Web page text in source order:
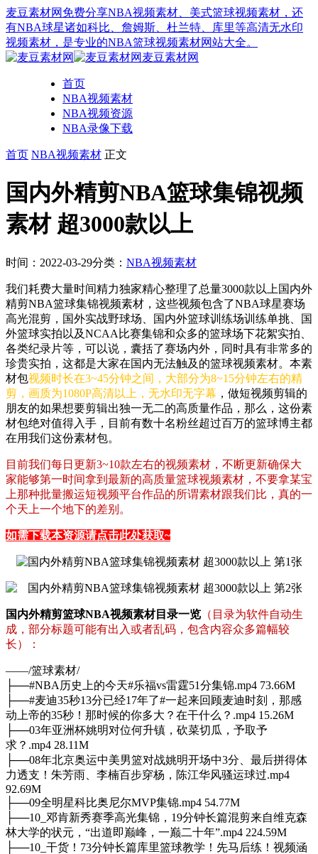
麦豆素材网免费分享NBA视频素材、美式篮球视频素材，还
有NBA球星诸如科比、詹姆斯、杜兰特、库里等高清无水印
视频素材，是专业的NBA篮球视频素材网站大全。
麦豆素材网
首页
NBA视频素材
NBA视频资源
NBA录像下载
首页 NBA视频素材 正文
国内外精剪NBA篮球集锦视频
素材 超3000款以上
时间：2022-03-29分类： NBA视频素材
我们耗费大量时间精力独家精心整理了总量3000款以上国内外
精剪NBA篮球集锦视频素材，这些视频包含了NBA球星赛场
高光混剪，国外实战野球场、国内外篮球训练场训练单挑、国
外篮球实拍以及NCAA比赛集锦和众多的篮球场下花絮实拍、
各类纪录片等，可以说，囊括了赛场内外，同时具有非常多的
珍贵实拍，这都是大家在国内无法触及的篮球视频素材。本素
材包视频时长在3~45分钟之间，大部分为8~15分钟左右的精
剪，画质为1080P高清以上，无水印无字幕 ，做短视频剪辑的
朋友的如果想要剪辑出独一无二的高质量作品，那么，这份素
材包绝对值得入手，目前有数十名粉丝超过百万的篮球博主都
在用我们这份素材包。
目前我们每日更新3~10款左右的视频素材，不断更新确保大
家能够第一时间拿到最新的高质量篮球视频素材，不要拿某宝
上那种批量搬运短视频平台作品的所谓素材跟我们比，真的一
个天上一个地下的差别。
如需下载本资源请点击此处获取~
国内外精剪篮球NBA视频素材目录一览 （目录为软件自动生
成，部分标题可能有出入或者乱码，包含内容众多篇幅较
长）：
——/篮球素材/
├──#NBA历史上的今天#乐福vs雷霆51分集锦.mp4 73.66M
├──#麦迪35秒13分已经17年了#一起来回顾麦迪时刻，那感
动上帝的35秒！那时候的你多大？在干什么？.mp4 15.26M
├──03年亚洲杯姚明对位何升镇，砍菜切瓜，予取予
求？.mp4 28.11M
├──08年北京奥运中美男篮对战姚明开场中3分、最后拼得体
力透支！朱芳雨、李楠百步穿杨，陈江华风骚运球过.mp4
92.69M
├──09全明星科比奥尼尔MVP集锦.mp4 54.77M
├──10_邓肯新秀赛季高光集锦，19分钟长篇混剪来自维克森
林大学的状元，“出道即巅峰，一巅二十年”.mp4 224.59M
├──10_干货！73分钟长篇库里篮球教学！先马后练！视频涵